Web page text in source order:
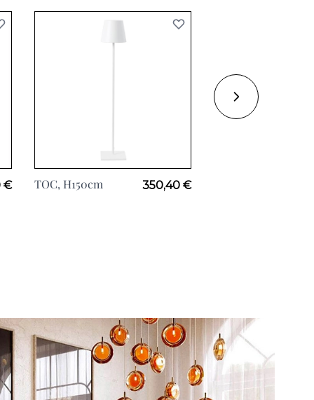
€ TOC, H150cm 350,40 €